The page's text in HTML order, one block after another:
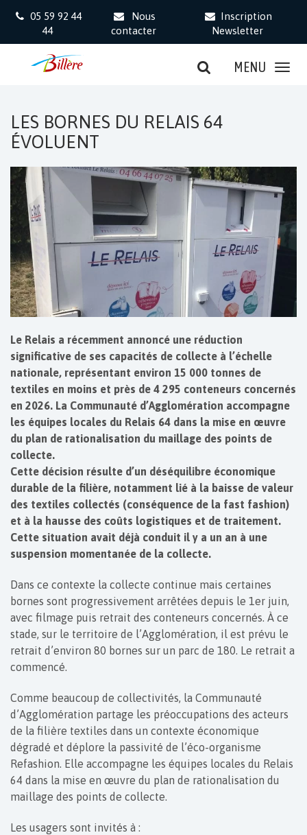
05 59 92 44
44
Nous
contacter
Inscription
Newsletter
MENU
LES BORNES DU RELAIS 64
ÉVOLUENT
Le Relais a récemment annoncé une réduction
significative de ses capacités de collecte à l’échelle
nationale, représentant environ 15 000 tonnes de
textiles en moins et près de 4 295 conteneurs concernés
en 2026. La Communauté d’Agglomération accompagne
les équipes locales du Relais 64 dans la mise en œuvre
du plan de rationalisation du maillage des points de
collecte.
Cette décision résulte d’un déséquilibre économique
durable de la filière, notamment lié à la baisse de valeur
des textiles collectés (conséquence de la fast fashion)
et à la hausse des coûts logistiques et de traitement.
Cette situation avait déjà conduit il y a un an à une
suspension momentanée de la collecte.
Dans ce contexte la collecte continue mais certaines
bornes sont progressivement arrêtées depuis le 1er juin,
avec filmage puis retrait des conteneurs concernés. À ce
stade, sur le territoire de l’Agglomération, il est prévu le
retrait d’environ 80 bornes sur un parc de 180. Le retrait a
commencé.
Comme beaucoup de collectivités, la Communauté
d’Agglomération partage les préoccupations des acteurs
de la filière textiles dans un contexte économique
dégradé et déplore la passivité de l’éco-organisme
Refashion. Elle accompagne les équipes locales du Relais
64 dans la mise en œuvre du plan de rationalisation du
maillage des points de collecte.
Les usagers sont invités à :